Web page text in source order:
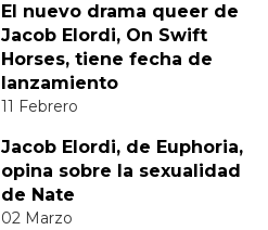
El nuevo drama queer de
Jacob Elordi, On Swift
Horses, tiene fecha de
lanzamiento
11 Febrero
Jacob Elordi, de Euphoria,
opina sobre la sexualidad
de Nate
02 Marzo